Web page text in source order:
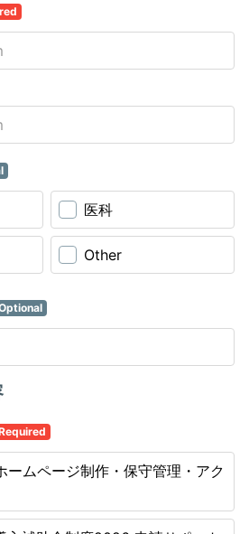
医科
Other
ームページ制作・保守管理・アク